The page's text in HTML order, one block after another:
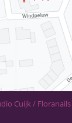
Cuijk /